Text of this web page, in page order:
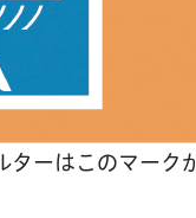
ターはこのマーク